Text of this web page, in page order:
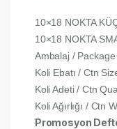
10×18 NOKTA
10×18 NOKTA
Ambalaj /
Koli Ebatı / Ctn
Koli Adeti / Ctn
Koli Ağırlığı / Ctn
Promosyon